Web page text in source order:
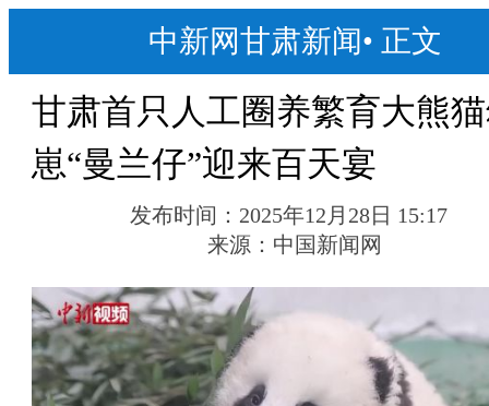
中新网甘肃新闻• 正文
甘肃首只人工圈养繁育大熊
崽“曼兰仔”迎来百天宴
发布时间： 2025年12月28日 15:17
来源： 中国新闻网